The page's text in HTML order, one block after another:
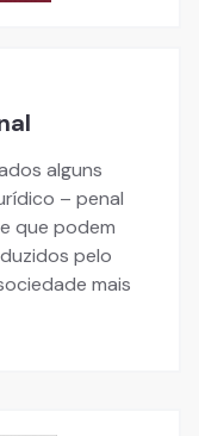
alguns
– penal
que podem
pelo
mais